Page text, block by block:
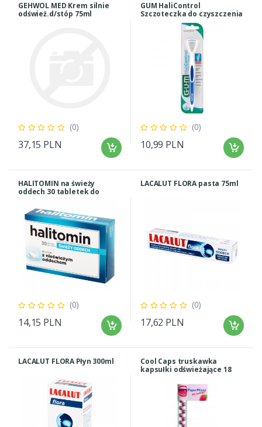
GEHWOL MED Krem silnie
odśwież.d/stóp 75ml
(0)
37,15 PLN
GUM HaliControl
Szczoteczka do czyszczenia
języka skrobak
(0)
10,99 PLN
HALITOMIN na świeży
oddech 30 tabletek do
(0)
14,15 PLN
LACALUT FLORA pasta 75ml
(0)
17,62 PLN
LACALUT FLORA Płyn 300ml
Cool Caps truskawka
kapsułki odświeżające 18